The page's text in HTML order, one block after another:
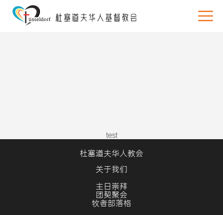
test
杜塞道夫华人教会
关于我们
主日崇拜
团契聚会
牧者部落格